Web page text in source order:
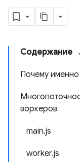
Содержание
Почему
воркеров
main.js
worker.js